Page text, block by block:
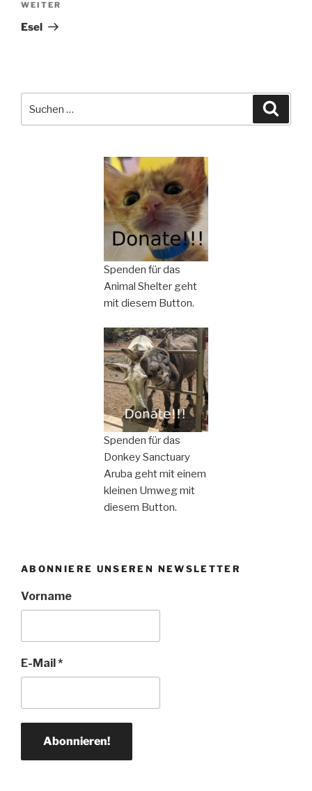
Nächster
Beitrag
WEITER
Esel
nach:
Spenden für das
Animal Shelter geht
mit diesem Button.
Spenden für das
Donkey Sanctuary
Aruba geht mit einem
kleinen Umweg mit
diesem Button.
ABONNIERE UNSEREN NEWSLETTER
Vorname
E-Mail*